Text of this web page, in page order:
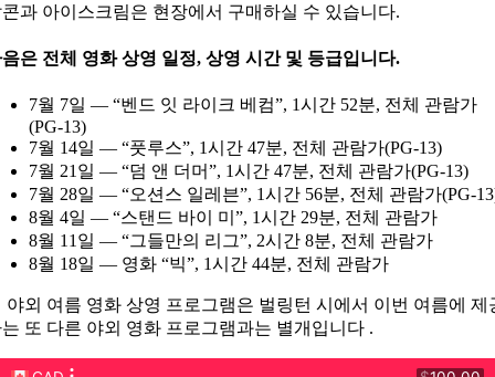
과 아이스크림은 현장에서 구매하실 수 있습니다.
은 전체 영화 상영 일정, 상영 시간 및 등급입니다.
7월 7일 — “벤드 잇 라이크 베컴”, 1시간 52분, 전체 관람가
(PG-13)
7월 14일 — “풋루스”, 1시간 47분, 전체 관람가(PG-13)
7월 21일 — “덤 앤 더머”, 1시간 47분, 전체 관람가(PG-13)
7월 28일 — “오션스 일레븐”, 1시간 56분, 전체 관람가(PG-
8월 4일 — “스탠드 바이 미”, 1시간 29분, 전체 관람가
8월 11일 — “그들만의 리그”, 2시간 8분, 전체 관람가
8월 18일 — 영화 “빅”, 1시간 44분, 전체 관람가
야외 여름 영화 상영 프로그램은 벌링턴 시에서 이번 여름에 제
또 다른 야외 영화 프로그램과는 별개입니다 .